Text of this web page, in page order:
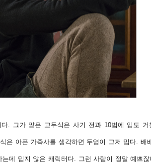
. 그가 맡은 고두식은 사기 전과 10범에 입도 거
은 아픈 가족사를 생각하면 두영이 그저 밉다.
데 밉지 않은 캐릭터다. 그런 사람이 정말 예쁘